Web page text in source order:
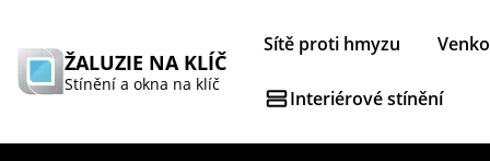
ŽALUZIE NA KLÍČ
Stínění a okna na klíč
Sítě proti hmyzu
Interiérové stínění